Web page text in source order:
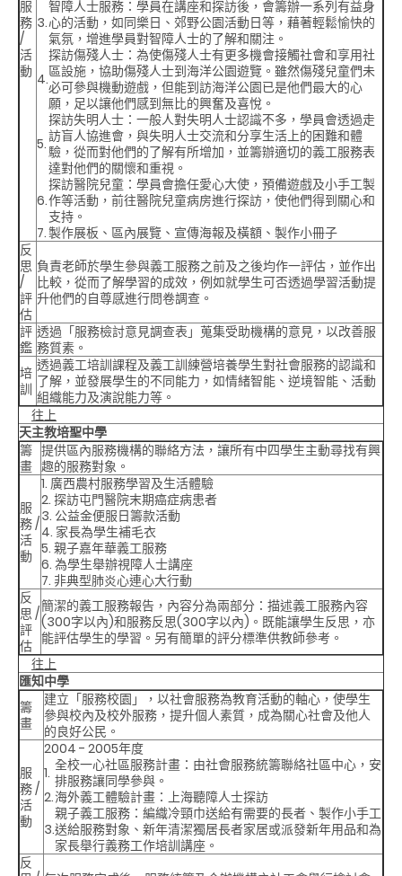
服
務
/
活
動
3.
智障人士服務 ：學員在講座和探訪後，會籌辦一系列有益身
心的活動，如同樂日、郊野公園活動日等，藉著輕鬆愉快的
氣氛，增進學員對智障人士的了解和關注。
4.
探訪傷殘人士 ：為使傷殘人士有更多機會接觸社會和享用社
區設施，協助傷殘人士到海洋公園遊覽。雖然傷殘兒童們未
必可參與機動遊戲，但能到訪海洋公園已是他們最大的心
願，足以讓他們感到無比的興奮及喜悅。
5.
探訪失明人士 ：一般人對失明人士認識不多，學員會透過走
訪盲人協進會，與失明人士交流和分享生活上的困難和體
驗，從而對他們的了解有所增加，並籌辦適切的義工服務表
達對他們的關懷和重視。
6.
探訪醫院兒童 ：學員會擔任愛心大使，預備遊戲及小手工製
作等活動，前往醫院兒童病房進行探訪，使他們得到關心和
支持。
7.製作展板、區內展覽、宣傳海報及橫額、製作小冊子
反
思
/
評
估
負責老師於學生參與義工服務之前及之後均作一評估，並作出
比較，從而了解學習的成效，例如就學生可否透過學習活動提
升他們的自尊感進行問卷調查。
評
鑑
透過「服務檢討意見調查表」蒐集受助機構的意見，以改善服
務質素。
培
訓
透過義工培訓課程及義工訓練營培養學生對社會服務的認識和
了解，並發展學生的不同能力，如情緒智能、逆境智能、活動
組織能力及演說能力等。
往上
天主教培聖中學
籌
畫
提供區內服務機構的聯絡方法，讓所有中四學生主動尋找有興
趣的服務對象。
服
務 /
活
動
1. 廣西農村服務學習及生活體驗
2. 探訪屯門醫院末期癌症病患者
3. 公益金便服日籌款活動
4. 家長為學生補毛衣
5. 親子嘉年華義工服務
6. 為學生舉辦視障人士講座
7. 非典型肺炎心連心大行動
反
思 /
評
估
簡潔的義工服務報告，內容分為兩部分：描述義工服務內容
(300字以內)和服務反思(300字以內)。既能讓學生反思，亦
能評估學生的學習。另有簡單的評分標準供教師參考。
往上
匯知中學
籌
畫
建立「服務校園」，以社會服務為教育活動的軸心，使學生
參與校內及校外服務，提升個人素質，成為關心社會及他人
的良好公民。
服
務 /
活
動
2004 - 2005年度
1. 全校一心社區服務計畫 ：由社會服務統籌聯絡社區中心，安
排服務讓同學參與。
2.海外義工體驗計畫 ：上海聽障人士探訪
3.
親子義工服務 ：編織冷頸巾送給有需要的長者、製作小手工
送給服務對象、新年清潔獨居長者家居或派發新年用品和為
家長舉行義務工作培訓講座。
反